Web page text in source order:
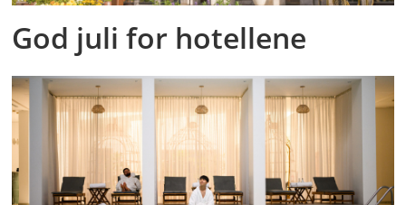
God juli for hotellene